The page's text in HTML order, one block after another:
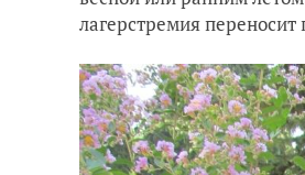
лагерстремия